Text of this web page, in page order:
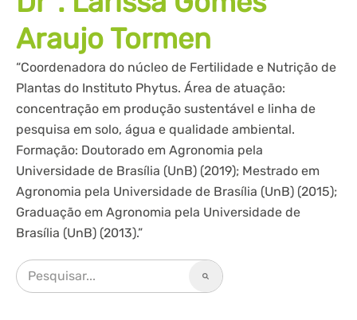
Araujo Tormen
“Coordenadora do núcleo de Fertilidade e Nutrição de
Plantas do Instituto Phytus. Área de atuação:
concentração em produção sustentável e linha de
pesquisa em solo, água e qualidade ambiental.
Formação: Doutorado em Agronomia pela
Universidade de Brasília (UnB) (2019); Mestrado em
Agronomia pela Universidade de Brasília (UnB) (2015);
Graduação em Agronomia pela Universidade de
Brasília (UnB) (2013).”